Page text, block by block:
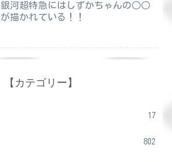
銀河超特急にはしずかちゃんの○○
が描かれている！！
【カテゴリー】
17
802